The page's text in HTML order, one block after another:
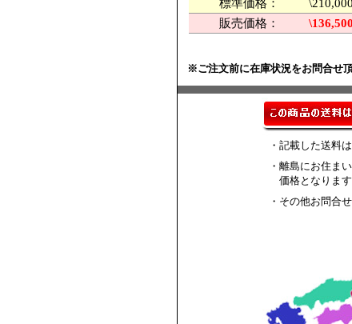
標準価格：
販売価格：
\136,500
※ご注文前に在庫状況をお問合せ
・記載した送料
・離島にお住ま
価格となります
・その他お問合せ